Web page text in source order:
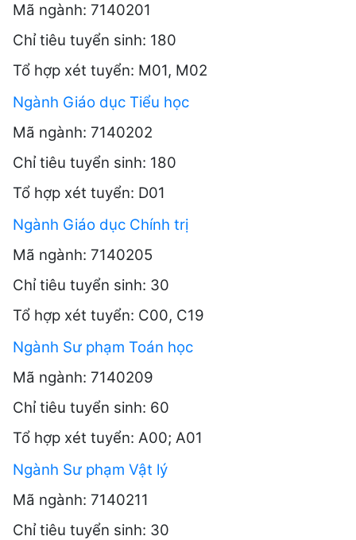
Mã ngành: 7140201
Chỉ tiêu tuyển sinh: 180
Tổ hợp xét tuyển: M01, M02
Ngành Giáo dục Tiểu học
Mã ngành: 7140202
Chỉ tiêu tuyển sinh: 180
Tổ hợp xét tuyển: D01
Ngành Giáo dục Chính trị
Mã ngành: 7140205
Chỉ tiêu tuyển sinh: 30
Tổ hợp xét tuyển: C00, C19
Ngành Sư phạm Toán học
Mã ngành: 7140209
Chỉ tiêu tuyển sinh: 60
Tổ hợp xét tuyển: A00; A01
Ngành Sư phạm Vật lý
Mã ngành: 7140211
Chỉ tiêu tuyển sinh: 30